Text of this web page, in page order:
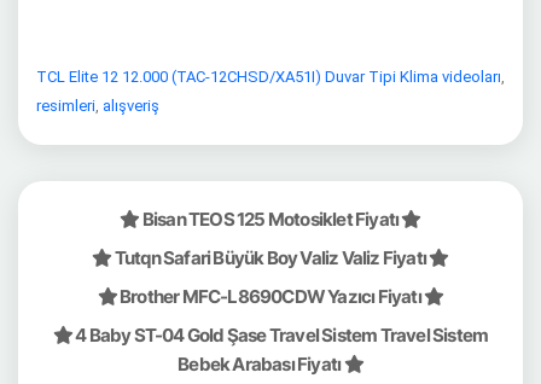
TCL Elite 12 12.000 (TAC-12CHSD/XA51I) Duvar Tipi Klima videoları,
resimleri, alışveriş
Bisan TEOS 125 Motosiklet Fiyatı
Tutqn Safari Büyük Boy Valiz Valiz Fiyatı
Brother MFC-L8690CDW Yazıcı Fiyatı
4 Baby ST-04 Gold Şase Travel Sistem Travel Sistem
Bebek Arabası Fiyatı